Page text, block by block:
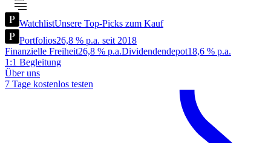
WatchlistUnsere Top-Picks zum Kauf
Portfolios26,8 % p.a. seit 2018
Finanzielle Freiheit26,8 % p.a.Dividendendepot18,6 % p.a.
1:1 Begleitung
Über uns
7 Tage kostenlos testen